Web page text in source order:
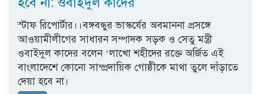
স্টাফ রিপোর্টার।।বঙ্গবন্ধুর ভাস্কর্যের অবমাননা প্রসঙ্গে
আওয়ামীলীগের সাধারন সম্পাদক সড়ক ও সেতু মন্ত্রী
ওবাইদুল কাদের বলেন ‘লাখো শহীদের রক্তে অর্জিত এই
বাংলাদেশে কোনো সাম্প্রদায়িক গোষ্ঠীকে মাথা তুলে দাঁড়াতে
দেয়া হবে না।